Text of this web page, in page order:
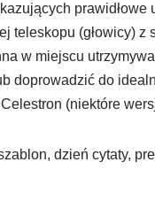
teleskopu (głowicy) z
w miejscu
doprowadzić do
(niektóre
dzień cytaty,